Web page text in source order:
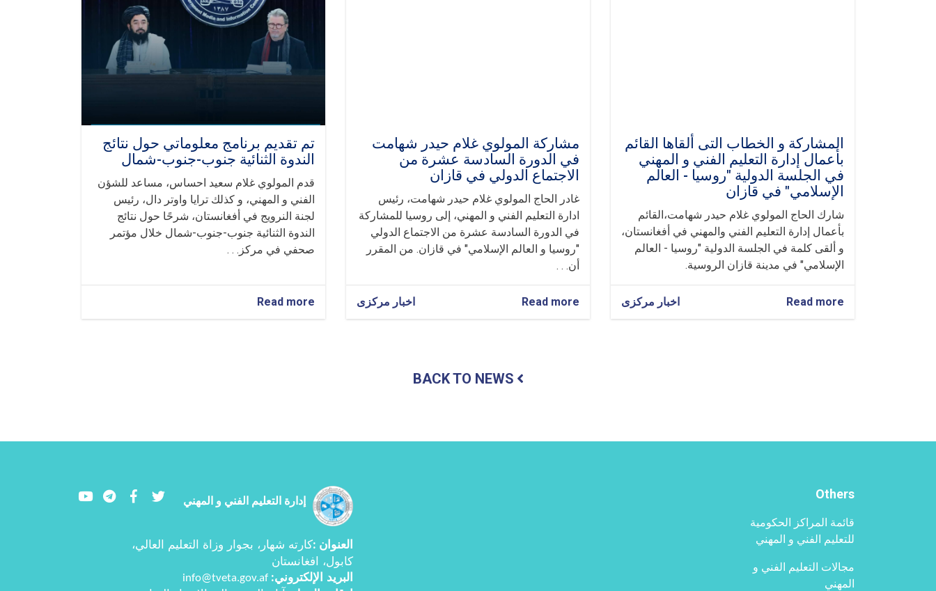
المشاركة و الخطاب ال‍تی ألقاها القائم
بأعمال إدارة التعليم الفني و المهني
في الجلسة الدولية "روسيا - العالم
الإسلامي" في قازان
شارك الحاج المولوي غلام حيدر شهامت،القائم
بأعمال إدارة التعليم الفني والمهني في أفغانستان،
و ألقى كلمة في الجلسة الدولية "روسيا - العالم
الإسلامي" في مدينة قازان الروسية.
Read more
المشاركة
الفني
"روسيا
-
الإسلامي"
اخبار مرکزی
مشاركة المولوي غلام حيدر شهامت
في الدورة السادسة عشرة من
الاجتماع الدولي في قازان
غادر الحاج المولوي غلام حيدر شهامت، رئيس
ادارة التعليم الفني و المهني، إلى روسيا للمشاركة
في الدورة السادسة عشرة من الاجتماع الدولي
"روسيا و العالم الإسلامي" في قازان. من المقرر
أن. . .
Read more
مشاركة
شهامت
في
من
اخبار مرکزی
تم تقديم برنامج معلوماتي حول نتائج
الندوة الثنائية جنوب-جنوب-شمال
قدم المولوي غلام سعيد احساس، مساعد للشؤن
الفني و المهني، و كذلك ترايا واوتر دال، رئيس
لجنة النرويج في أفغانستان، شرحًا حول نتائج
الندوة الثنائية جنوب-جنوب-شمال خلال مؤتمر
صحفي في مركز. . .
Read more
تم
جنوب-
BACK TO NEWS
Others
قائمة المراكز الحكومية
للتعليم الفني و المهني
مجالات التعليم الفني و
المهني
إدارة التعليم الفني و المهني
YoutubeLinkedIn
Facebook
العنوان :كارته شهار، بجوار وزاة التعليم العالي،
کابول، افغانستان
البرید الإلكتروني:
info@tveta.gov.af